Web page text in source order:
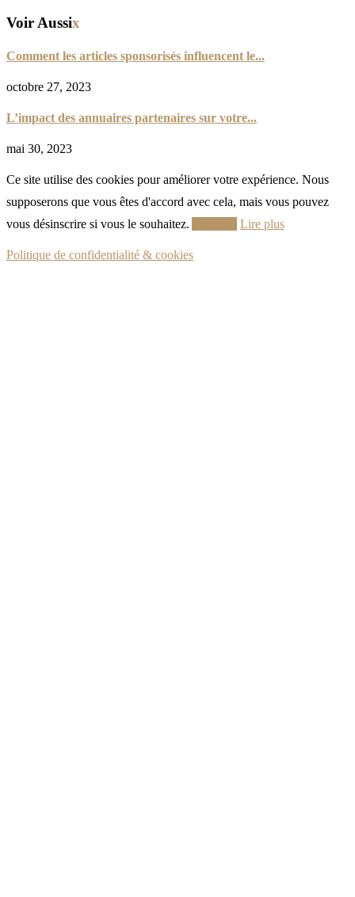
Voir Aussix
Comment les articles sponsorisés influencent le...
octobre 27, 2023
L’impact des annuaires partenaires sur votre...
mai 30, 2023
Ce site utilise des cookies pour améliorer votre expérience. Nous
supposerons que vous êtes d'accord avec cela, mais vous pouvez
vous désinscrire si vous le souhaitez.
Lire plus
Politique de confidentialité & cookies